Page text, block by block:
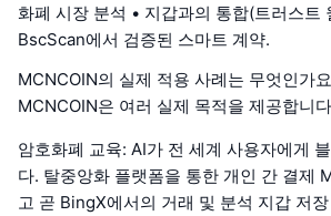
화폐 시장 분석 • 지갑과의 통합(트러스트
BscScan에서 검증된 스마트 계약.
MCNCOIN의 실제 적용 사례는 무엇인가
MCNCOIN은 여러 실제 목적을 제공합니
암호화폐 교육: AI가 전 세계 사용자에게
다. 탈중앙화 플랫폼을 통한 개인 간 결제
고 곧 BingX에서의 거래 및 분석 지갑 저